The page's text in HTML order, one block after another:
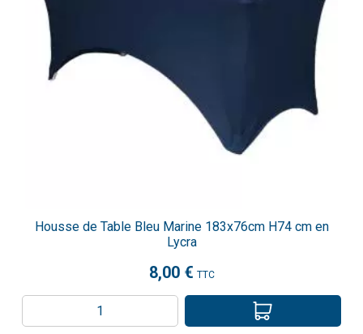
Housse de Table Bleu Marine 183x76cm H74 cm en
Lycra
8,00 € TTC